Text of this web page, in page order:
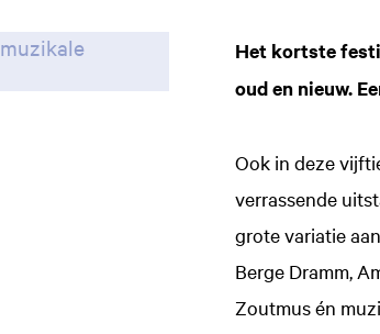
Het kortste
oud en nieuw.
Ook in deze
verrassende
grote variatie
Berge Dramm,
Zoutmus én